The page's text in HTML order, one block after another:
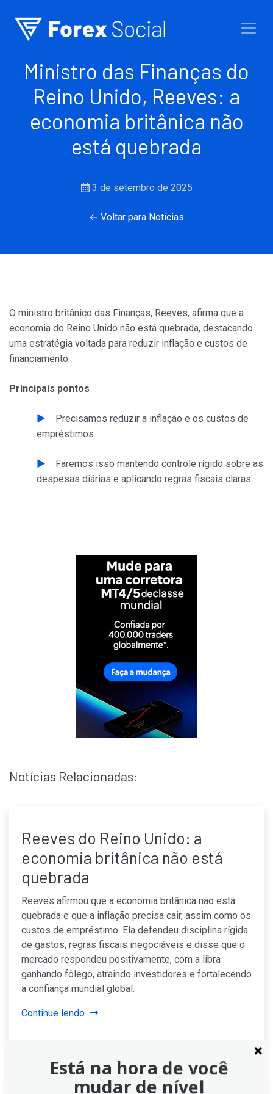
Ministro das Finanças do
Reino Unido, Reeves: a
economia britânica não
está quebrada
3 de setembro de 2025
← Voltar para Notícias
O ministro britânico das Finanças, Reeves, afirma que a
economia do Reino Unido não está quebrada, destacando
uma estratégia voltada para reduzir inflação e custos de
financiamento.
Principais pontos
Precisamos reduzir a inflação e os custos de
empréstimos.
Faremos isso mantendo controle rígido sobre as
despesas diárias e aplicando regras fiscais claras.
Notícias Relacionadas:
Reeves do Reino Unido: a
economia britânica não está
quebrada
Reeves afirmou que a economia britânica não está
quebrada e que a inflação precisa cair, assim como os
custos de empréstimo. Ela defendeu disciplina rígida
de gastos, regras fiscais inegociáveis e disse que o
mercado respondeu positivamente, com a libra
ganhando fôlego, atraindo investidores e fortalecendo
a confiança mundial global.
Continue lendo
Está na hora de você
mudar de nível